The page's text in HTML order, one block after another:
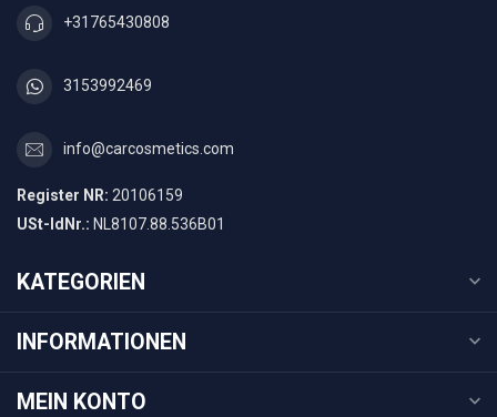
+31765430808
3153992469
info@carcosmetics.com
Register NR: 20106159
USt-IdNr.: NL8107.88.536B01
KATEGORIEN
INFORMATIONEN
MEIN KONTO